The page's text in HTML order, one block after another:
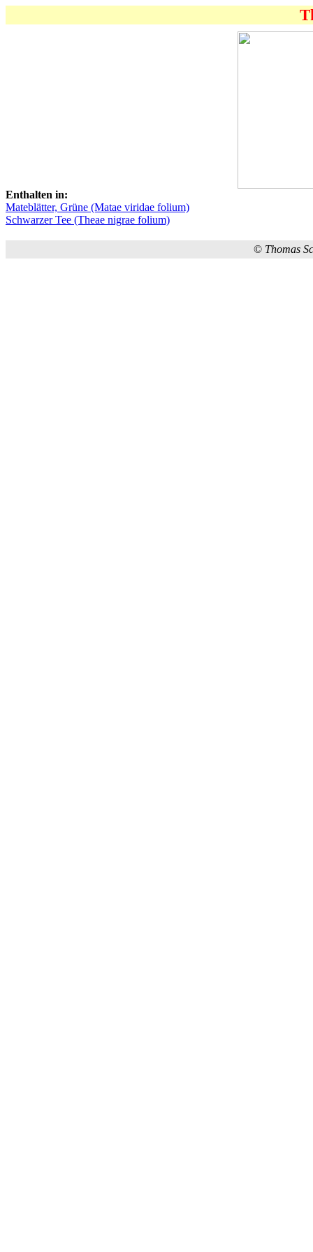
Enthalten in:
Mateblätter, Grüne (Matae viridae folium)
Schwarzer Tee (Theae nigrae folium)
© Thomas